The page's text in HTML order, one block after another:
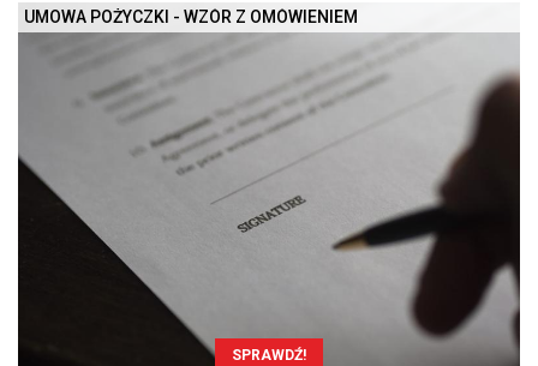
UMOWA POŻYCZKI - WZÓR Z OMÓWIENIEM
SPRAWDŹ!